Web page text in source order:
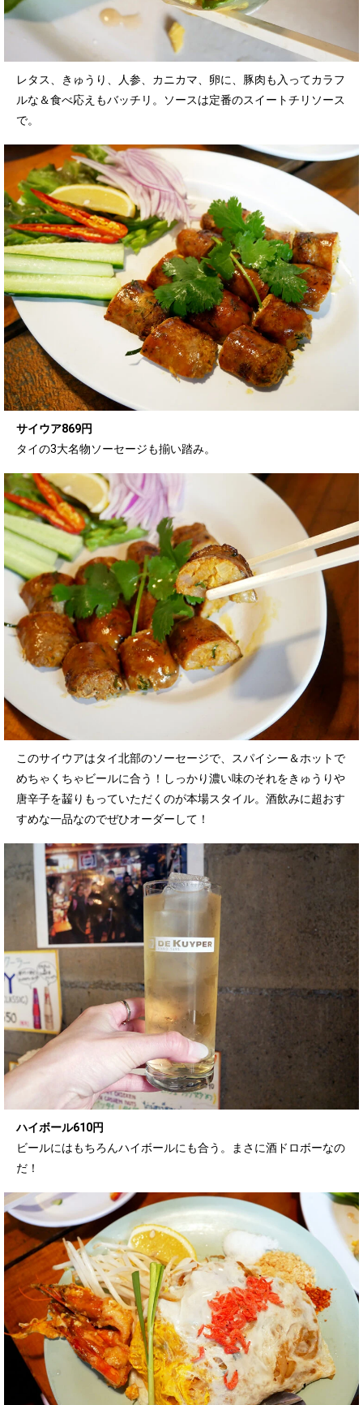
レタス、きゅうり、人参、カニカマ、卵に、豚肉も入ってカラフ
ルな＆食べ応えもバッチリ。ソースは定番のスイートチリソース
で。
サイウア869円
タイの3大名物ソーセージも揃い踏み。
このサイウアはタイ北部のソーセージで、スパイシー＆ホットで
めちゃくちゃビールに合う！しっかり濃い味のそれをきゅうりや
唐辛子を齧りもっていただくのが本場スタイル。酒飲みに超おす
すめな一品なのでぜひオーダーして！
ハイボール610円
ビールにはもちろんハイボールにも合う。まさに酒ドロボーなの
だ！